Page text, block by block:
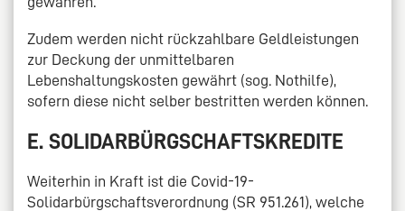
Zudem werden nicht rückzahlbare Geldleistungen
zur Deckung der unmittelbaren
Lebenshaltungskosten gewährt (sog. Nothilfe),
sofern diese nicht selber bestritten werden können.
E. SOLIDARBÜRGSCHAFTSKREDITE
Weiterhin in Kraft ist die Covid-19-
Solidarbürgschaftsverordnung (SR 951.261), welche